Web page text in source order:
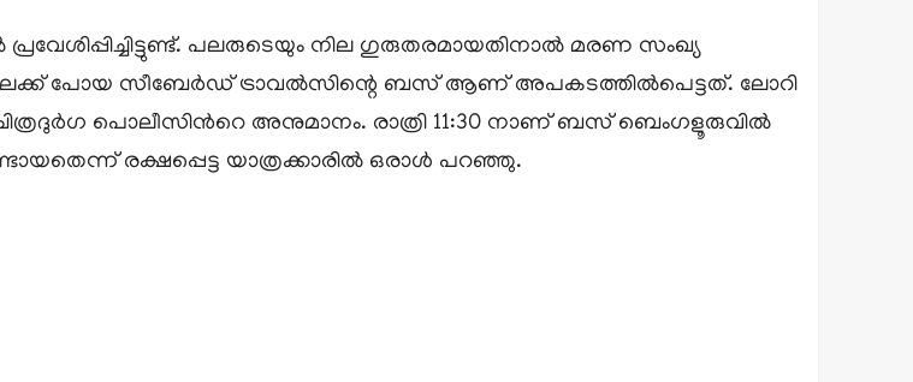
പലരുടെയും നില ഗുരുതരമായതിനാൽ മരണ സംഖ്യ
പോയ സീബേർഡ് ട്രാവൽസിന്റെ ബസ് ആണ് അപകടത്തിൽപെട്ടത്. ലോറി
പൊലീസിന്‍റെ അനുമാനം. രാത്രി 11:30 നാണ് ബസ് ബെംഗളൂരുവിൽ
രക്ഷപ്പെട്ട യാത്രക്കാരില്‍ ഒരാള്‍ പറഞ്ഞു.